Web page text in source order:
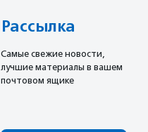
Рассылка
Cамые свежие новости,
лучшие материалы в вашем
почтовом ящике